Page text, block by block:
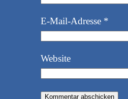
E-Mail-Adresse *
Website